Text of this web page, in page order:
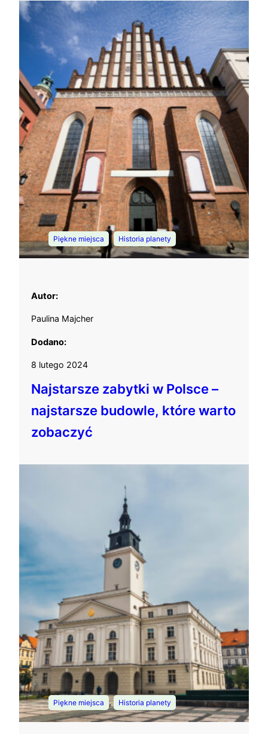
Piękne miejsca , Historia planety
Autor:
Paulina Majcher
Dodano:
8 lutego 2024
Najstarsze zabytki w Polsce –
najstarsze budowle, które warto
zobaczyć
Piękne miejsca , Historia planety